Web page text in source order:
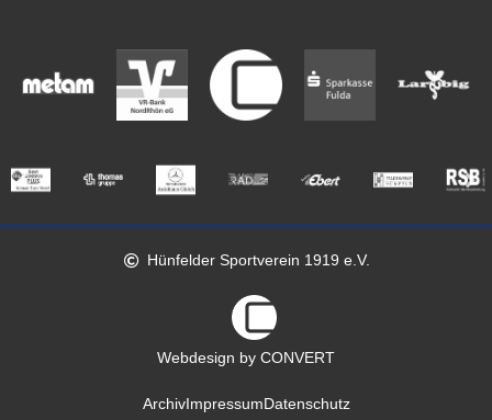
Hünfelder Sportverein 1919 e.V.
Webdesign by CONVERT
ArchivImpressumDatenschutz